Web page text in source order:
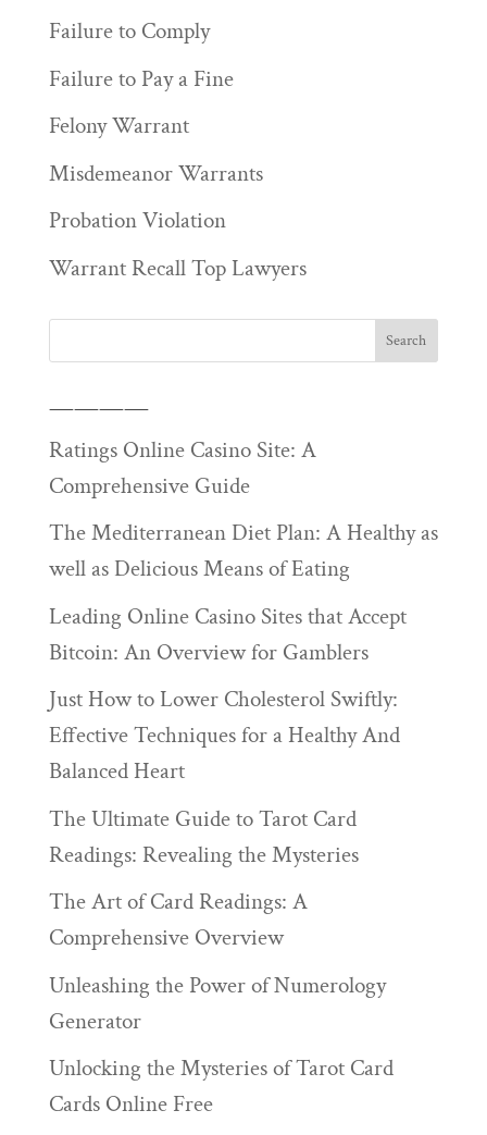
Failure to Comply
Failure to Pay a Fine
Felony Warrant
Misdemeanor Warrants
Probation Violation
Warrant Recall Top Lawyers
————
Ratings Online Casino Site: A
Comprehensive Guide
The Mediterranean Diet Plan: A Healthy as
well as Delicious Means of Eating
Leading Online Casino Sites that Accept
Bitcoin: An Overview for Gamblers
Just How to Lower Cholesterol Swiftly:
Effective Techniques for a Healthy And
Balanced Heart
The Ultimate Guide to Tarot Card
Readings: Revealing the Mysteries
The Art of Card Readings: A
Comprehensive Overview
Unleashing the Power of Numerology
Generator
Unlocking the Mysteries of Tarot Card
Cards Online Free